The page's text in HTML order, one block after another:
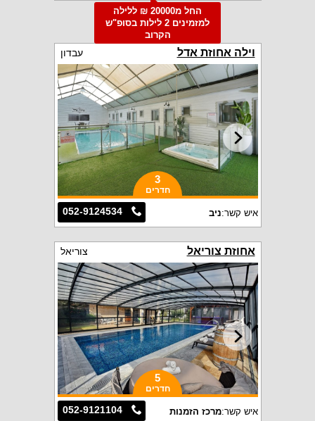
החל מ20000 ₪ ללילה
למזמינים 2 לילות בסופ"ש
הקרוב
וילה אחוזת אדל עבדון
3
חדרים
052-9124534 איש קשר:ניב
אחוזת צוריאל צוריאל
5
חדרים
052-9121104 איש קשר:מרכז הזמנות